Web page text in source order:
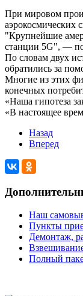
При мировом
аэрокосмических
"Крупнейшие
станции 5G", —
По словам двух
обратились за
Многие из этих
конечных
«Наша гипотеза
«В настоящее
Назад
Вперед
Наш
Пункты
Демонтаж,
Полный